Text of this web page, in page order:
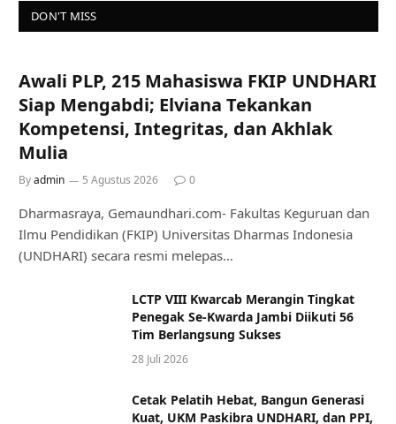
DON'T MISS
Awali PLP, 215 Mahasiswa FKIP UNDHARI
Siap Mengabdi; Elviana Tekankan
Kompetensi, Integritas, dan Akhlak
Mulia
Byadmin 5 Agustus 2026 0
Dharmasraya, Gemaundhari.com- Fakultas Keguruan dan
Ilmu Pendidikan (FKIP) Universitas Dharmas Indonesia
(UNDHARI) secara resmi melepas…
LCTP VIII Kwarcab Merangin Tingkat
Penegak Se-Kwarda Jambi Diikuti 56
Tim Berlangsung Sukses
28 Juli 2026
Cetak Pelatih Hebat, Bangun Generasi
Kuat, UKM Paskibra UNDHARI, dan PPI,